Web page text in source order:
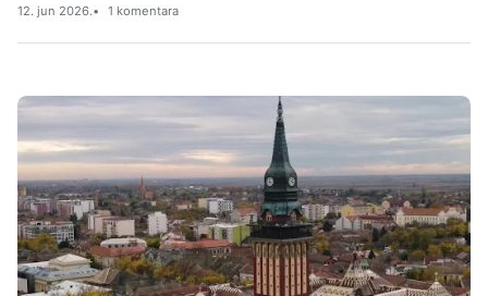
12. jun 2026. 1 komentara